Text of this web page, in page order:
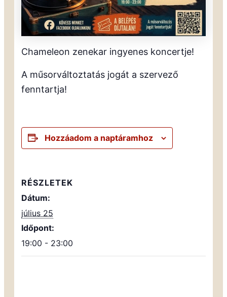
Chameleon zenekar ingyenes koncertje!
A műsorváltoztatás jogát a szervező
fenntartja!
Hozzáadom a naptáramhoz
RÉSZLETEK
Dátum:
július 25
Időpont:
19:00 - 23:00